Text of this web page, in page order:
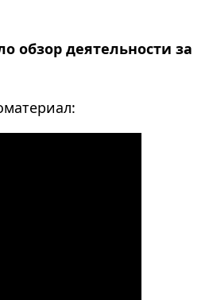
обзор деятельности за